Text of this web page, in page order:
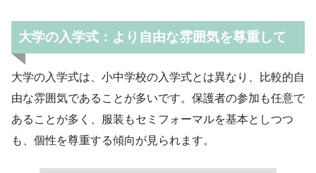
大学の入学式：より自由な雰囲気を尊重して
大学の入学式は、小中学校の入学式とは異なり、比較的自
由な雰囲気であることが多いです。保護者の参加も任意で
あることが多く、服装もセミフォーマルを基本としつつ
も、個性を尊重する傾向が見られます。